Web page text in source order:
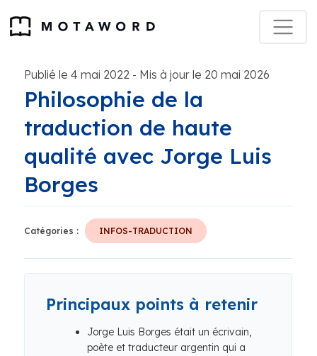
Publié le 4 mai 2022 - Mis à jour le 20 mai 2026
Philosophie de la
traduction de haute
qualité avec Jorge Luis
Borges
Catégories : INFOS-TRADUCTION
Principaux points à retenir
Jorge Luis Borges était un écrivain,
poète et traducteur argentin qui a